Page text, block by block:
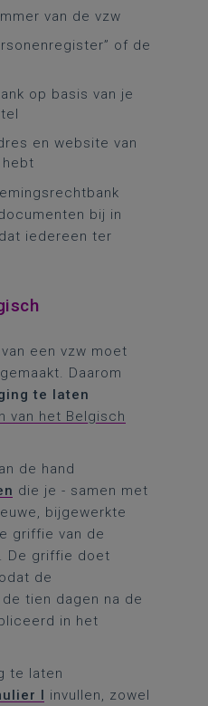
van de vzw
of de
op basis van je
en website van
bij in
iedereen ter
een vzw moet
Daarom
te laten
van het Belgisch
de hand
die je - samen met
bijgewerkte
griffie van de
De griffie doet
de
tien dagen na de
in het
te laten
I invullen, zowel